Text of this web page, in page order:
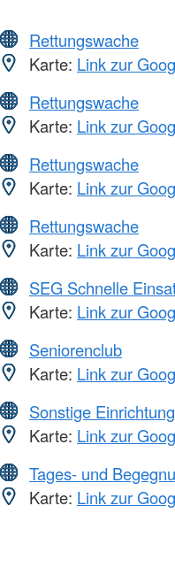
Rettungswache
Karte: Link zur
Rettungswache
Karte: Link zur
Rettungswache
Karte: Link zur
Rettungswache
Karte: Link zur
SEG Schnelle
Karte: Link zur
Seniorenclub
Karte: Link zur
Sonstige
Karte: Link zur
Tages- und
Karte: Link zur